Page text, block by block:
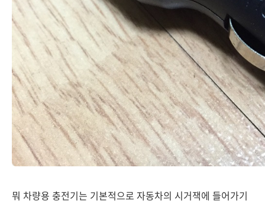
뭐 차량용 충전기는 기본적으로 자동차의 시거잭에 들어가기